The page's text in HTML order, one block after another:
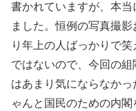
書かれていますが、本
ました。恒例の写真撮
り年上の人ばっかりで
ではないので、今回の
はあまり気にならなか
ゃんと国民のための内